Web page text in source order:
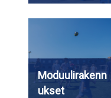
Moduulirakenn
ukset